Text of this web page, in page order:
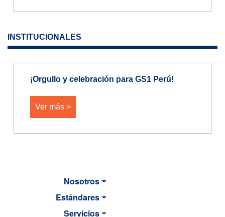
INSTITUCIONALES
¡Orgullo y celebración para GS1 Perú!
Ver más >
Nosotros
Estándares
Servicios